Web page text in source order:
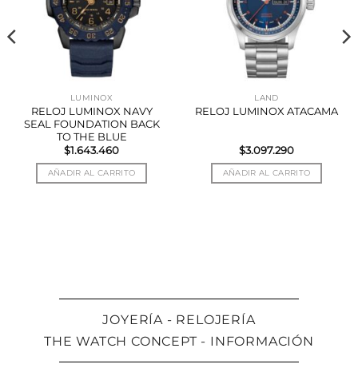
LUMINOX
RELOJ LUMINOX NAVY
SEAL FOUNDATION BACK
TO THE BLUE
$1.643.460
AÑADIR AL CARRITO
LAND
RELOJ LUMINOX ATACAMA
$3.097.290
AÑADIR AL CARRITO
JOYERÍA - RELOJERÍA
THE WATCH CONCEPT - INFORMACIÓN